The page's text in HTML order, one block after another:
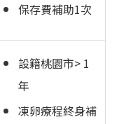
保存費補助1次
設籍桃園市> 1
年
凍卵療程終身補